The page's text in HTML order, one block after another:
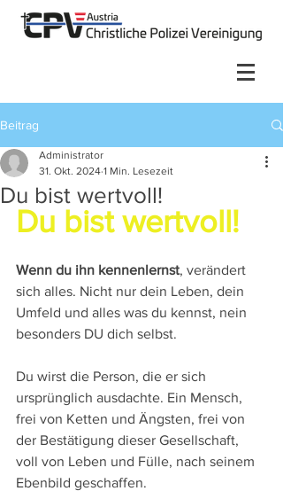
Beitrag
Du bist wertvoll!
Administrator
31. Okt. 2024 1 Min. Lesezeit
Du bist wertvoll!
Wenn du ihn kennenlernst, verändert
sich alles. Nicht nur dein Leben, dein
Umfeld und alles was du kennst, nein
besonders DU dich selbst.
Du wirst die Person, die er sich
ursprünglich ausdachte. Ein Mensch,
frei von Ketten und Ängsten, frei von
der Bestätigung dieser Gesellschaft,
voll von Leben und Fülle, nach seinem
Ebenbild geschaffen.